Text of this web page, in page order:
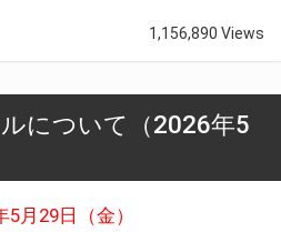
1,156,890 Views
について（2026年5
5月29日（金）